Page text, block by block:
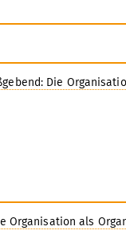
Die
Organisation als